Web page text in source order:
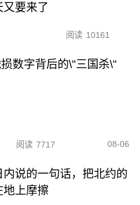
又要来了
阅读 10161
数字背后的\"三国杀\"
阅读 7717 08-06
内说的一句话，把北约的
地上摩擦